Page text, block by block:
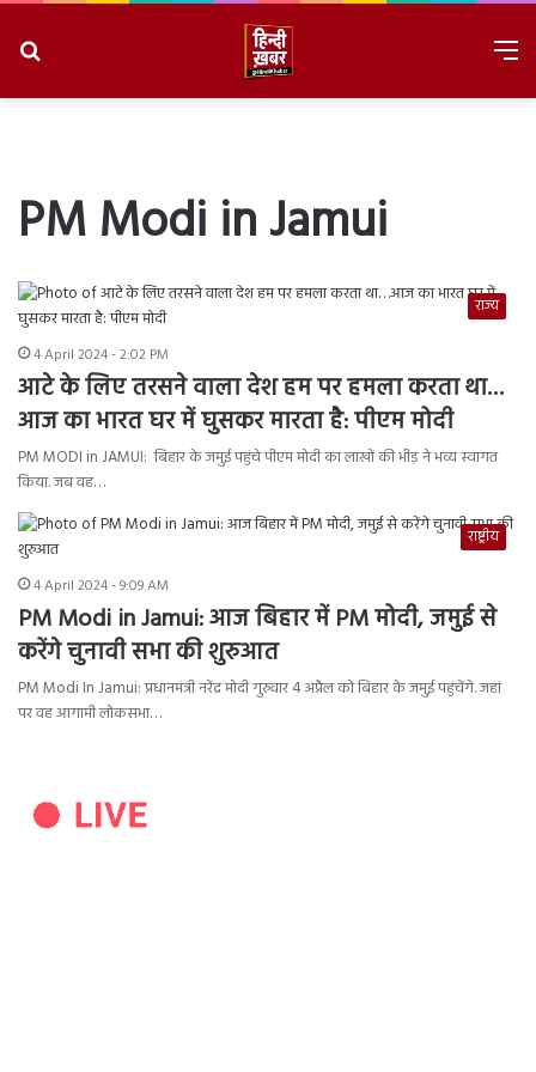
PM Modi in Jamui
राज्य
4 April 2024 - 2:02 PM
आटे के लिए तरसने वाला देश हम पर हमला करता था…
आज का भारत घर में घुसकर मारता है: पीएम मोदी
PM MODI in JAMUI: बिहार के जमुई पहुंचे पीएम मोदी का लाखों की भीड़ ने भव्य स्वागत
किया. जब वह…
राष्ट्रीय
4 April 2024 - 9:09 AM
PM Modi in Jamui: आज बिहार में PM मोदी, जमुई से
करेंगे चुनावी सभा की शुरुआत
PM Modi In Jamui: प्रधानमंत्री नरेंद्र मोदी गुरुवार 4 अप्रैल को बिहार के जमुई पहुंचेंगे. जहां
पर वह आगामी लोकसभा…